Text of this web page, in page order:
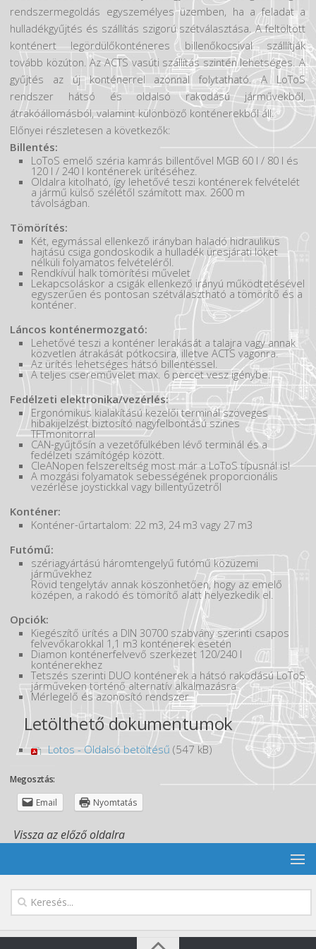
Hirdetések
rendszermegoldás egyszemélyes üzemben, ha a feladat a
hulladékgyűjtés és szállítás szigorú szétválasztása. A feltöltött
konténert legördülőkonténeres billenőkocsival szállítják
tovább közúton. Az ACTS vasúti szállítás szintén lehetséges. A
gyűjtés az új konténerrel azonnal folytatható. A LoToS
rendszer hátsó és oldalsó rakodású járművekből,
átrakóállomásból, valamint különböző konténerekből áll.
Előnyei részletesen a következők:
Billentés:
LoToS emelő széria kamrás billentővel MGB 60 l / 80 l és
120 l / 240 l konténerek ürítéséhez.
Oldalra kitolható, így lehetővé teszi konténerek felvételét
a jármű külső szélétől számított max. 2600 m
távolságban.
Tömörítés:
Két, egymással ellenkező irányban haladó hidraulikus
hajtású csiga gondoskodik a hulladék üresjárati löket
nélküli folyamatos felvételéről.
Rendkívül halk tömörítési művelet
Lekapcsoláskor a csigák ellenkező irányú működtetésével
egyszerűen és pontosan szétválasztható a tömörítő és a
konténer.
Láncos konténermozgató:
Lehetővé teszi a konténer lerakását a talajra vagy annak
közvetlen átrakását pótkocsira, illetve ACTS vagonra.
Az ürítés lehetséges hátsó billentéssel.
A teljes csereművelet max. 6 percet vesz igénybe.
Fedélzeti elektronika/vezérlés:
Ergonómikus kialakítású kezelői terminál szöveges
hibakijelzést biztosító nagyfelbontású színes
TFTmonitorral
CAN-gyűjtősín a vezetőfülkében lévő terminál és a
fedélzeti számítógép között.
CleANopen felszereltség most már a LoToS típusnál is!
A mozgási folyamatok sebességének proporcionális
vezérlése joystickkal vagy billentyűzetről
Konténer:
Konténer-űrtartalom: 22 m3, 24 m3 vagy 27 m3
Futómű:
szériagyártású háromtengelyű futómű közüzemi
járművekhez
Rövid tengelytáv annak köszönhetően, hogy az emelő
középen, a rakodó és tömörítő alatt helyezkedik el.
Opciók:
Kiegészítő ürítés a DIN 30700 szabvány szerinti csapos
felvevőkarokkal 1,1 m3 konténerek esetén
Diamon konténerfelvevő szerkezet 120/240 l
konténerekhez
Tetszés szerinti DUO konténerek a hátsó rakodású LoToS
járműveken történő alternatív alkalmazásra
Mérlegelő és azonosító rendszer
Letölthető dokumentumok
Lotos - Oldalsó betöltésű (547 kB)
Megosztás:
Email
Nyomtatás
Vissza az előző oldalra